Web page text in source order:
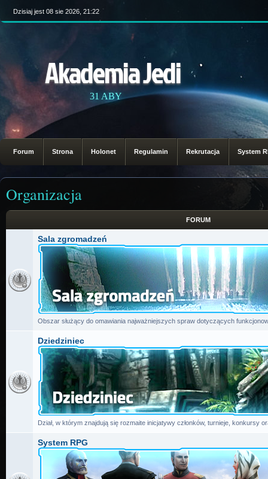
Dzisiaj jest 08 sie 2026, 21:22
Akademia Jedi
31 ABY
Forum Strona Holonet Regulamin Rekrutacja System
Organizacja
FORUM
Sala zgromadzeń
Obszar służący do omawiania najważniejszych spraw dotyczących
Dziedziniec
Dział, w którym znajdują się rozmaite inicjatywy członków, turnieje, konkursy
System RPG